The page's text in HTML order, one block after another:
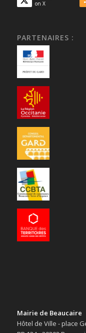
on X
PARTENAIRES :
Mairie de Beaucaire
Hôtel de Ville - place